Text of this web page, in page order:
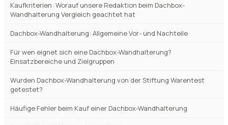
Dachbox-Wandhalterungen im Vergleich 2026 – alle 8 Modelle
Unsere Auszeichnungen im Dachbox-Wandhalterung Vergleich
2026
Dachbox-Wandhalterung Einzelbewertungen – alle 8 Modelle